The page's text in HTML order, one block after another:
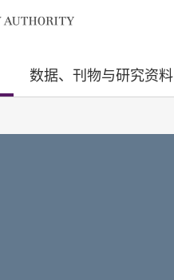
数据、刊物与研究资料